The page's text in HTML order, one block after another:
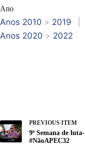
Ano
Anos 2010 > 2019
Anos 2020 > 2022
PREVIOUS ITEM
9ª Semana de luta-
#NãoAPEC32